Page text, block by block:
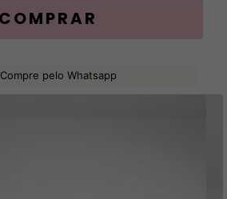
Compre pelo Whatsapp